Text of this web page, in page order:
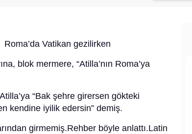
Vatikan gezilirken
blok mermere, “Atilla’nın Roma’ya
“Bak şehre girersen gökteki
kendine iyilik edersin” demiş.
girmemiş.Rehber böyle anlattı.Latin